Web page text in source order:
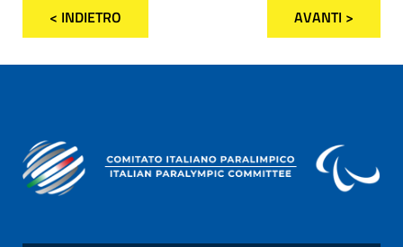
< INDIETRO AVANTI >